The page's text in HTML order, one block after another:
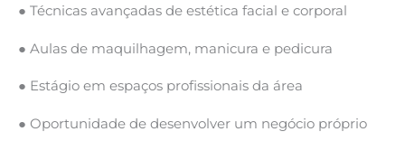
● Técnicas avançadas de estética facial e corporal
● Aulas de maquilhagem, manicura e pedicura
● Estágio em espaços profissionais da área
● Oportunidade de desenvolver um negócio próprio